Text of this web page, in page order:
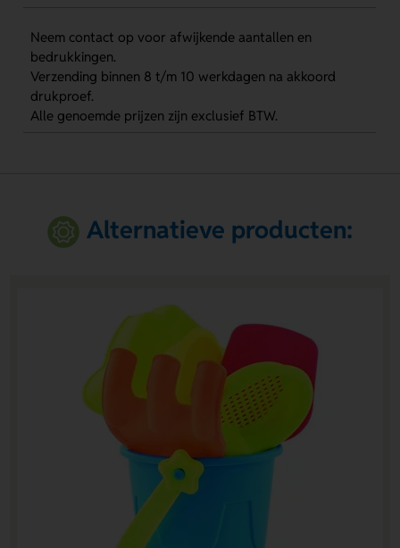
Neem contact op voor afwijkende aantallen en
bedrukkingen.
Verzending binnen 8 t/m 10 werkdagen na akkoord
drukproef.
Alle genoemde prijzen zijn exclusief BTW.
Alternatieve producten: